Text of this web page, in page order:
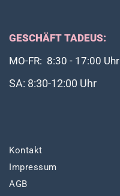
GESCHÄFT TADEUS:
MO-FR: 8:30 - 17:00 Uhr
SA: 8:30-12:00 Uhr
Kontakt
Impressum
AGB